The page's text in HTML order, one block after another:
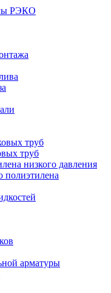
РЭКО
труб
труб
низкого давления
полиэтилена
арматуры